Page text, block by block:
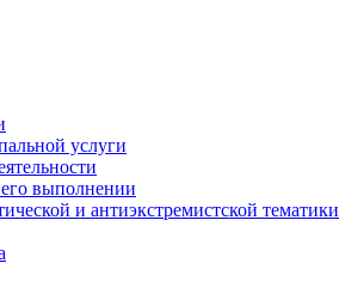
услуги
выполнении
и антиэкстремистской тематики